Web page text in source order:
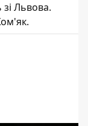
Львова.